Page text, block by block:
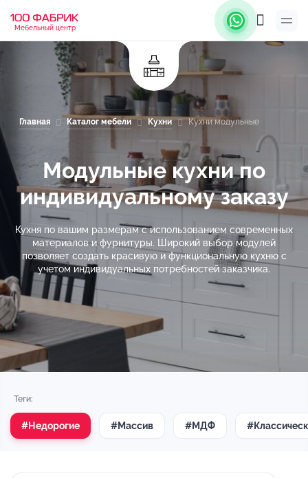
Мебельный центр
Главная Каталог мебели Кухни Кухни модульные
Модульные кухни по
индивидуальному заказу
Кухня по вашим размерам с использованием современных
материалов и фурнитуры. Широкий выбор модулей
позволяет создать красивую и функциональную кухню с
учетом индивидуальных потребностей заказчика.
Теги:
#Недорогие #Массив #МДФ